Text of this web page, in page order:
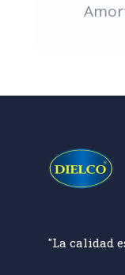
"La calidad